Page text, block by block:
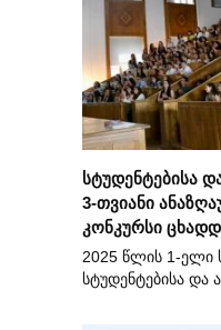
სტუდენტებისა
3-თვიანი
კონკურსი
2025 წლის 1-ელი
სტუდენტებისა და